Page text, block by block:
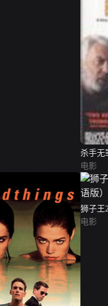
杀手无
电影
狮子王
版）
电影